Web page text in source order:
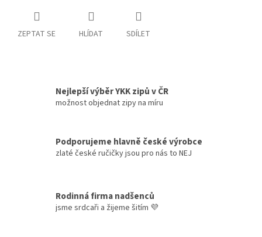
ZEPTAT SE HLÍDAT SDÍLET
Nejlepší výběr YKK zipů v ČR
možnost objednat zipy na míru
Podporujeme hlavně české výrobce
zlaté české ručičky jsou pro nás to NEJ
Rodinná firma nadšenců
jsme srdcaři a žijeme šitím 💜